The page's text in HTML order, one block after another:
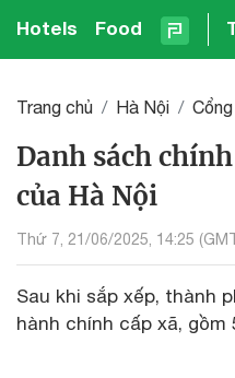
Hotels Food
Trang chủ Hà Nội
Danh sách
của Hà Nội
Thứ 7, 21/06/2025, 14:25
Sau khi sắp xếp, thành
hành chính cấp xã, gồm